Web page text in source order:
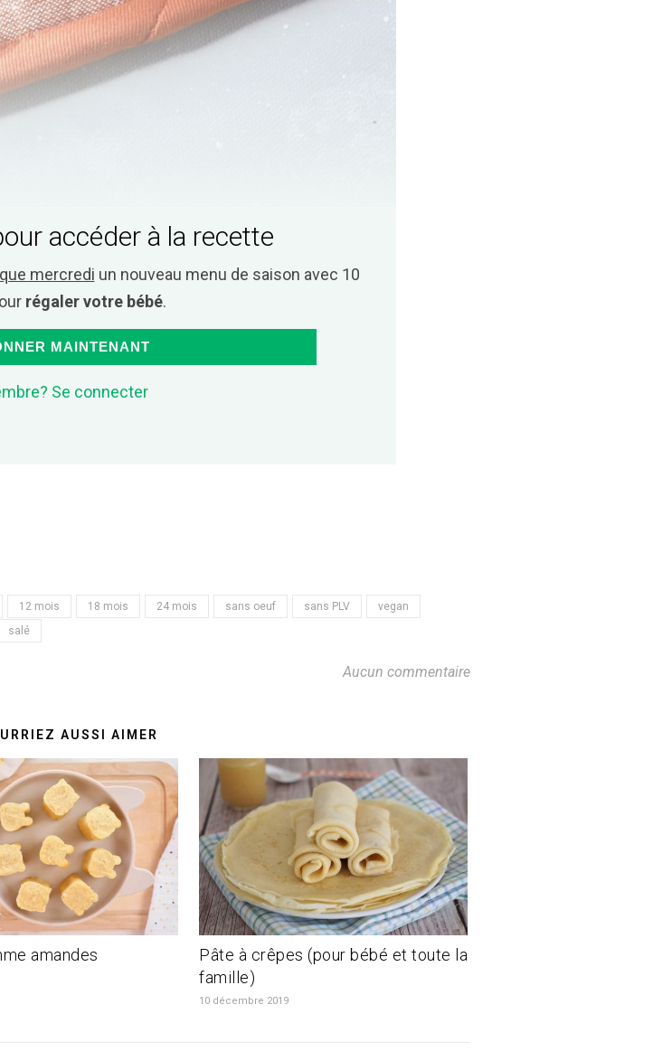
accéder à la recette
mercredi un nouveau menu de saison avec 10
régaler votre bébé.
MAINTENANT
Se connecter
12 mois 18 mois 24 mois sans oeuf sans PLV
vegan
salé
Aucun commentaire
AUSSI AIMER
amandes
Pâte à crêpes (pour bébé et toute la
famille)
10 décembre 2019